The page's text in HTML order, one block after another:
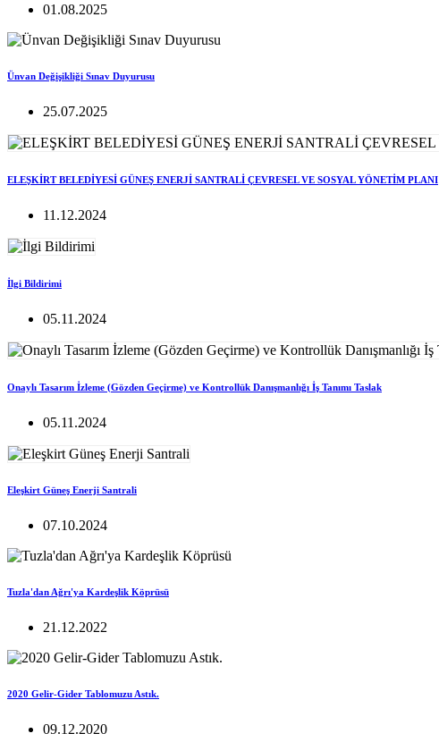
01.08.2025
Ünvan Değişikliği Sınav Duyurusu
25.07.2025
ELEŞKİRT BELEDİYESİ GÜNEŞ ENERJİ SANTRALİ ÇEVRESEL VE SOSYAL YÖNETİM PLANI
11.12.2024
İlgi Bildirimi
05.11.2024
Onaylı Tasarım İzleme (Gözden Geçirme) ve Kontrollük Danışmanlığı İş Tanımı Taslak
05.11.2024
Eleşkirt Güneş Enerji Santrali
07.10.2024
Tuzla'dan Ağrı'ya Kardeşlik Köprüsü
21.12.2022
2020 Gelir-Gider Tablomuzu Astık.
09.12.2020